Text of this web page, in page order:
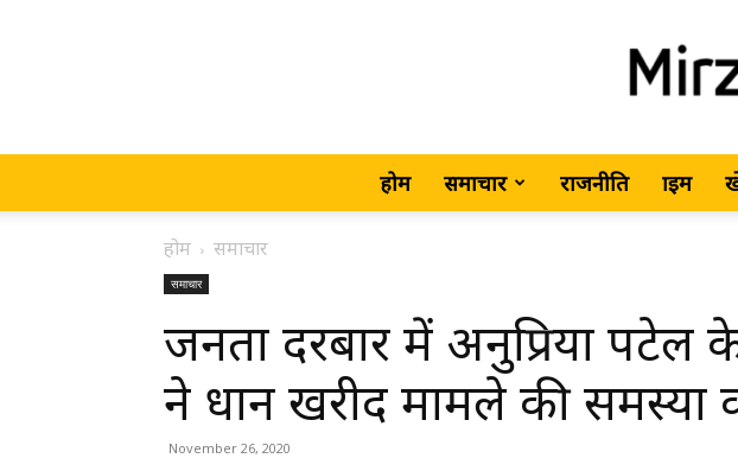
होम समाचार राजनीति क्राइम
होम समाचार
समाचार
जनता दरबार में अनुप्रिया पटेल
ने धान खरीद मामले की समस्या
November 26, 2020